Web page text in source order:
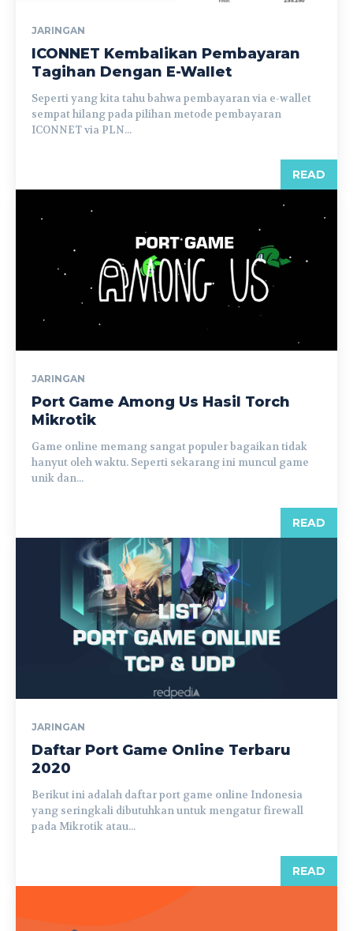
JARINGAN
ICONNET Kembalikan Pembayaran
Tagihan Dengan E-Wallet
Seperti yang kita tahu bahwa pembayaran via e-wallet
sempat hilang pada pilihan metode pembayaran
ICONNET via PLN...
READ
JARINGAN
Port Game Among Us Hasil Torch
Mikrotik
Game online memang sangat populer bagaikan tidak
hanyut oleh waktu. Seperti sekarang ini muncul game
unik dan...
READ
JARINGAN
Daftar Port Game Online Terbaru
2020
Berikut ini adalah daftar port game online Indonesia
yang seringkali dibutuhkan untuk mengatur firewall
pada Mikrotik atau...
READ